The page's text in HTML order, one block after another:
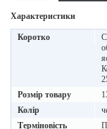
Характеристики
Коротко
Розмір товару
Колір
Терміновість